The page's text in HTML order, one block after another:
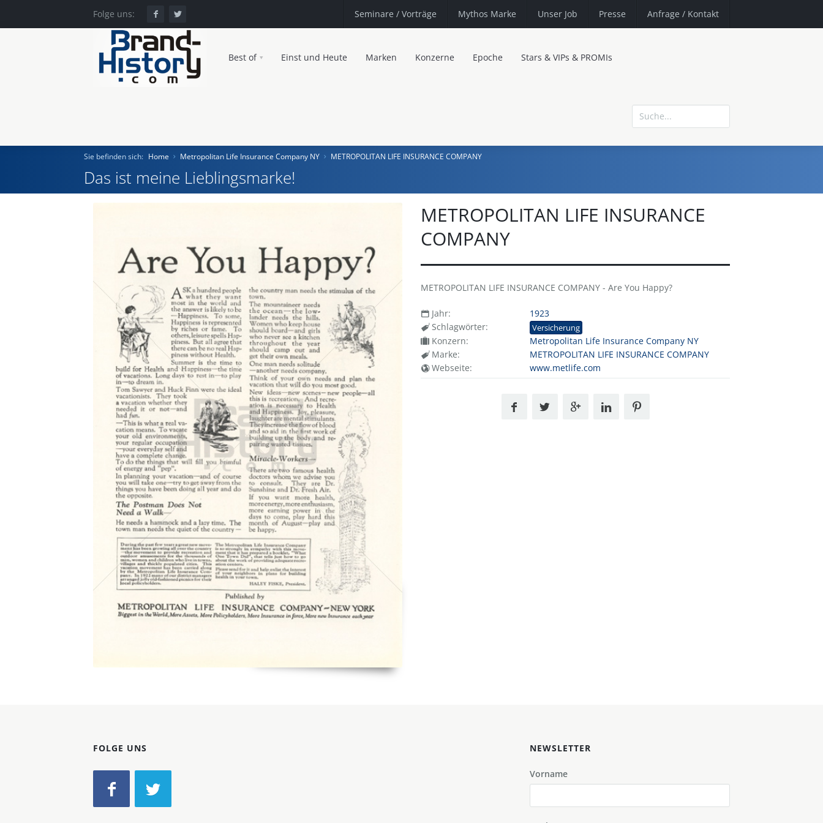
Folge uns: Seminare / Vorträge Mythos Marke Unser Job Presse Anfrage / Kontakt
Best of Einst und Heute Marken Konzerne Epoche Stars & VIPs & PROMIs
Home
Marken
Konzerne
Epoche
Sie befinden sich: Home Metropolitan Life Insurance Company NY METROPOLITAN LIFE INSURANCE COMPANY
Das ist meine Lieblingsmarke!
METROPOLITAN LIFE INSURANCE
COMPANY
METROPOLITAN LIFE INSURANCE COMPANY - Are You Happy?
Jahr:
1923
Schlagwörter:
Versicherung
Konzern:
Metropolitan Life Insurance Company NY
Marke:
METROPOLITAN LIFE INSURANCE COMPANY
Webseite:
www.metlife.com
FOLGE UNS NEWSLETTER
Vorname